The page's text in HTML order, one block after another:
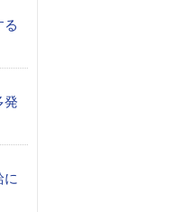
る
発
に